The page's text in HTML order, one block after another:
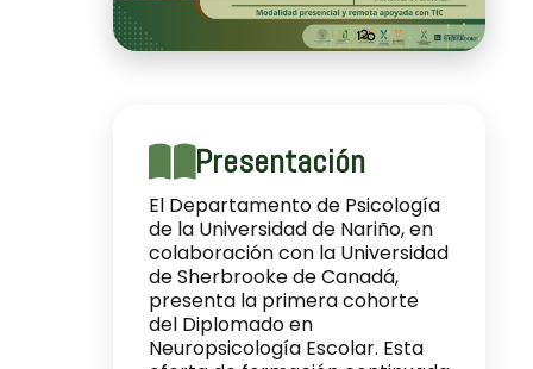
Presentación
El Departamento de Psicología
de la Universidad de Nariño, en
colaboración con la Universidad
de Sherbrooke de Canadá,
presenta la primera cohorte
del Diplomado en
Neuropsicología Escolar. Esta